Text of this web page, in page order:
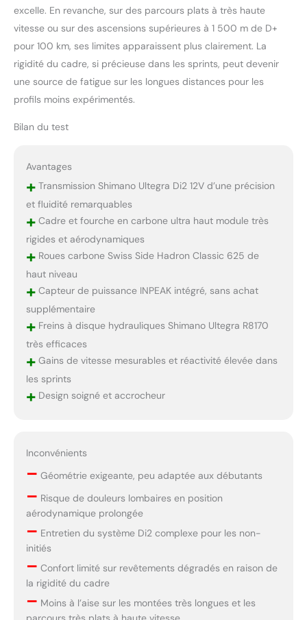
excelle. En revanche, sur des parcours plats à très haute
vitesse ou sur des ascensions supérieures à 1 500 m de D+
pour 100 km, ses limites apparaissent plus clairement. La
rigidité du cadre, si précieuse dans les sprints, peut devenir
une source de fatigue sur les longues distances pour les
profils moins expérimentés.
Bilan du test
Avantages
+Transmission Shimano Ultegra Di2 12V d’une précision
et fluidité remarquables
+Cadre et fourche en carbone ultra haut module très
rigides et aérodynamiques
+Roues carbone Swiss Side Hadron Classic 625 de
haut niveau
+Capteur de puissance INPEAK intégré, sans achat
supplémentaire
+Freins à disque hydrauliques Shimano Ultegra R8170
très efficaces
+Gains de vitesse mesurables et réactivité élevée dans
les sprints
+Design soigné et accrocheur
Inconvénients
– Géométrie exigeante, peu adaptée aux débutants
– Risque de douleurs lombaires en position
aérodynamique prolongée
– Entretien du système Di2 complexe pour les non-
initiés
– Confort limité sur revêtements dégradés en raison de
la rigidité du cadre
– Moins à l’aise sur les montées très longues et les